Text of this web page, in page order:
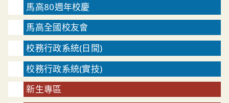
馬高80週年校慶
馬高全國校友會
校務行政系統(日間)
校務行政系統(實技)
新生專區